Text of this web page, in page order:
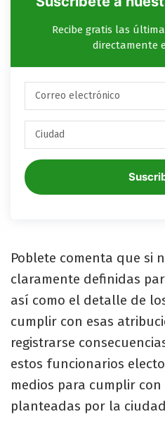
Recibe gratis las
directamente
Poblete comenta que si
claramente definidas
así como el detalle de
cumplir con esas
registrarse
estos funcionarios
medios para cumplir
planteadas por la